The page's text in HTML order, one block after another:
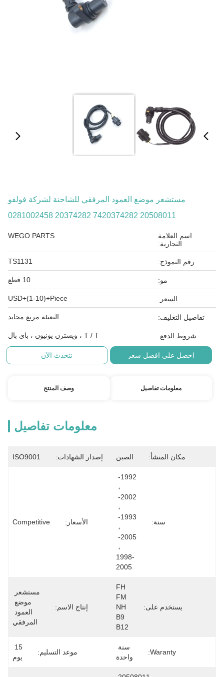
مستشعر موضع العمود المرفقي للشاحنة لشركة فولفو
20508011 7420374282 20374282 0281002458
اسم العلامة
التجارية:
WEGO PARTS
رقم النموذج: TS1131
مو: 10 قطع
السعر: USD+(1-10)+Piece
تفاصيل التغليف: التعبئة مربع محايد
شروط الدفع: T / T ، ويسترن يونيون ، باي بال
احصل على أفضل سعر نتحدث الآن
معلومات تفاصيل وصف المنتج
معلومات تفاصيل
مكان المنشأ: الصين إصدار الشهادات: ISO9001
سنة:
1998-
2005
الأسعار: Competitive
يستخدم على:
FH
FM
NH
B9
B12
إنتاج الاسم:
المرفقي
Waranty:
واحدة
موعد التسليم:
يوم